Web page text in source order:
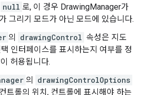
null 로, 이 경우 DrawingManager가
그리기 모드가 아닌 모드에 있습니다.
의 drawingControl 속성은 지도
인터페이스를 표시하는지 여부를 정
허용됩니다.
의
drawingControlOptions
트롤의 위치, 컨트롤에 표시해야 하는